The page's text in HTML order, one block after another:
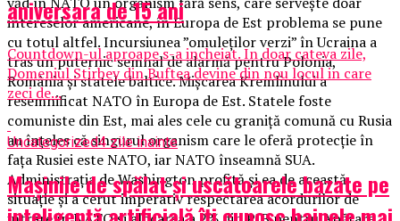
intereselor americane, în Europa de Est problema se pune
cu totul altfel. Incursiunea ”omuleţilor verzi” în Ucraina a
tras un puternic semnal de alarmă pentru Polonia,
România şi statele baltice. Mişcarea Kremlinului a
resemnificat NATO în Europa de Est. Statele foste
comuniste din Est, mai ales cele cu graniţă comună cu Rusia
au înţeles că singurul organism care le oferă protecţie în
faţa Rusiei este NATO, iar NATO înseamnă SUA.
Administraţia de Washington profită şi ea de această
situaţie şi a cerut imperativ respectarea acordurilor de
aniversara de 15 ani
Countdown-ul aproape s-a incheiat. In doar cateva zile,
Domeniul Stirbey din Buftea devine din nou locul in care
zeci de...
Uncategorized4 zile inainte
Mașinile de spălat și uscătoarele bazate pe